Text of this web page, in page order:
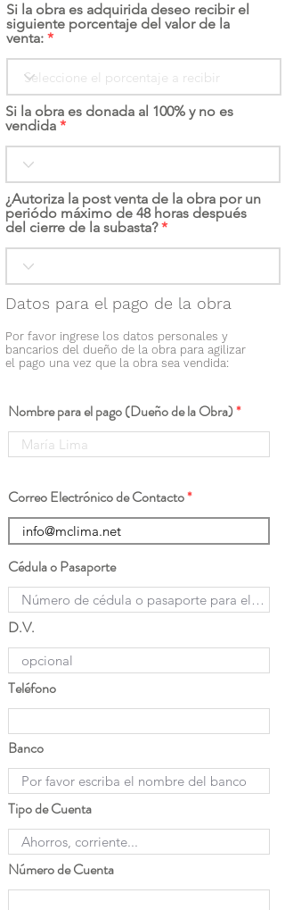
Si la obra es adquirida deseo recibir el
siguiente porcentaje del valor de la
venta:
Si la obra es donada al 100% y no es
vendida
¿Autoriza la post venta de la obra por un
periódo máximo de 48 horas después
del cierre de la subasta?
Datos para el pago de la obra
Por favor ingrese los datos personales y
bancarios del dueño de la obra para agilizar
el pago una vez que la obra sea vendida:
Nombre para el pago (Dueño de la Obra)
Correo Electrónico de Contacto
Cédula o Pasaporte
D.V.
Teléfono
Banco
Tipo de Cuenta
Número de Cuenta